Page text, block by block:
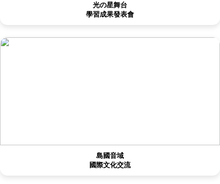
光の星舞台
學習成果發表會
島國音域
國際文化交流